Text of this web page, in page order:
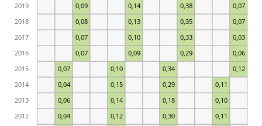
0,04 0,12 0,30 0,11
0,06 0,14 0,18 0,10
0,04 0,15 0,29 0,11
0,07 0,10 0,34 0,12
0,07 0,09 0,29 0,06
0,07 0,10 0,33 0,03
0,08 0,13 0,35 0,07
0,09 0,14 0,38 0,07
2012
2013
2014
2015
2016
2017
2018
2019